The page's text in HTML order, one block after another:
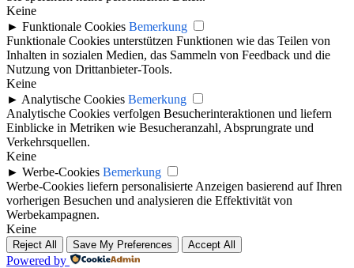
Keine
► Funktionale Cookies Bemerkung
Funktionale Cookies unterstützen Funktionen wie das Teilen von
Inhalten in sozialen Medien, das Sammeln von Feedback und die
Nutzung von Drittanbieter-Tools.
Keine
► Analytische Cookies Bemerkung
Analytische Cookies verfolgen Besucherinteraktionen und liefern
Einblicke in Metriken wie Besucheranzahl, Absprungrate und
Verkehrsquellen.
Keine
► Werbe-Cookies Bemerkung
Werbe-Cookies liefern personalisierte Anzeigen basierend auf Ihren
vorherigen Besuchen und analysieren die Effektivität von
Werbekampagnen.
Keine
Reject All Save My Preferences Accept All
Powered by